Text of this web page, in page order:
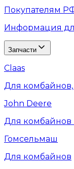
Покупателям
Информация
Запчасти
Claas
Для комбайнов,
John Deere
Для комбайнов
Гомсельмаш
Для комбайнов